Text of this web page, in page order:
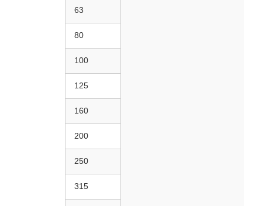
63
80
100
125
160
200
250
315